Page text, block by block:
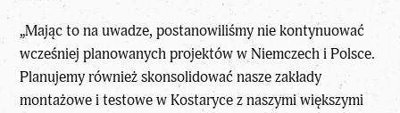
„Mając to na uwadze, postanowiliśmy nie kontynuować
wcześniej planowanych projektów w Niemczech i Polsce.
Planujemy również skonsolidować nasze zakłady
montażowe i testowe w Kostaryce z naszymi większymi